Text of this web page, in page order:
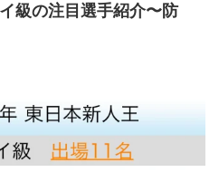
級の注目選手紹介〜防